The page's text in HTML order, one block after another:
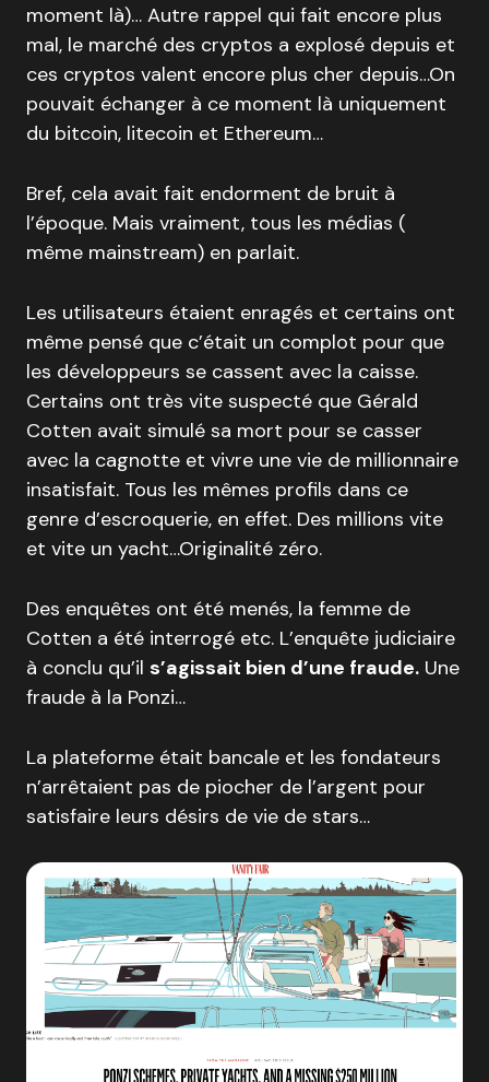
moment là)… Autre rappel qui fait encore plus
mal, le marché des cryptos a explosé depuis et
ces cryptos valent encore plus cher depuis…On
pouvait échanger à ce moment là uniquement
du bitcoin, litecoin et Ethereum…
Bref, cela avait fait endorment de bruit à
l’époque. Mais vraiment, tous les médias (
même mainstream) en parlait.
Les utilisateurs étaient enragés et certains ont
même pensé que c’était un complot pour que
les développeurs se cassent avec la caisse.
Certains ont très vite suspecté que Gérald
Cotten avait simulé sa mort pour se casser
avec la cagnotte et vivre une vie de millionnaire
insatisfait. Tous les mêmes profils dans ce
genre d’escroquerie, en effet. Des millions vite
et vite un yacht…Originalité zéro.
Des enquêtes ont été menés, la femme de
Cotten a été interrogé etc. L’enquête judiciaire
à conclu qu’il s’agissait bien d’une fraude. Une
fraude à la Ponzi…
La plateforme était bancale et les fondateurs
n’arrêtaient pas de piocher de l’argent pour
satisfaire leurs désirs de vie de stars…